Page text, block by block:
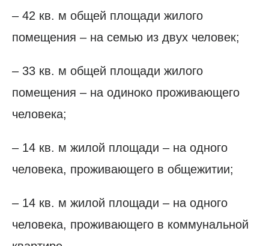
– 42 кв. м общей площади жилого
помещения – на семью из двух человек;
– 33 кв. м общей площади жилого
помещения – на одиноко проживающего
человека;
– 14 кв. м жилой площади – на одного
человека, проживающего в общежитии;
– 14 кв. м жилой площади – на одного
человека, проживающего в коммунальной